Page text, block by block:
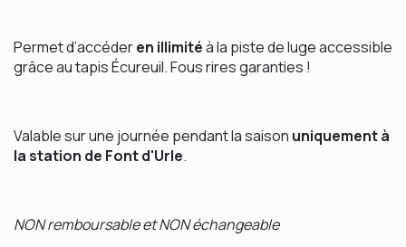
Permet d’accéderen illimitéà la piste de luge accessible
grâce au tapis Écureuil. Fous rires garanties !
Valable sur une journée pendant la saison uniquement à
la station de Font d'Urle.
NON remboursable et NON échangeable